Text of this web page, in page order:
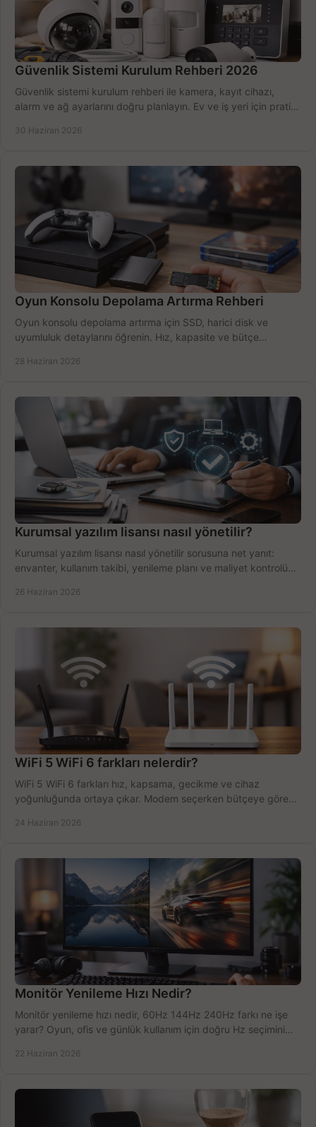
Güvenlik Sistemi Kurulum Rehberi 2026
Güvenlik sistemi kurulum rehberi ile kamera, kayıt cihazı,
alarm ve ağ ayarlarını doğru planlayın. Ev ve iş yeri için pratik
30 Haziran 2026
Oyun Konsolu Depolama Artırma Rehberi
Oyun konsolu depolama artırma için SSD, harici disk ve
uyumluluk detaylarını öğrenin. Hız, kapasite ve bütçe
28 Haziran 2026
Kurumsal yazılım lisansı nasıl yönetilir?
Kurumsal yazılım lisansı nasıl yönetilir sorusuna net yanıt:
envanter, kullanım takibi, yenileme planı ve maliyet kontrolü
26 Haziran 2026
WiFi 5 WiFi 6 farkları nelerdir?
WiFi 5 WiFi 6 farkları hız, kapsama, gecikme ve cihaz
yoğunluğunda ortaya çıkar. Modem seçerken bütçeye göre
24 Haziran 2026
Monitör Yenileme Hızı Nedir?
Monitör yenileme hızı nedir, 60Hz 144Hz 240Hz farkı ne işe
yarar? Oyun, ofis ve günlük kullanım için doğru Hz seçimini
22 Haziran 2026